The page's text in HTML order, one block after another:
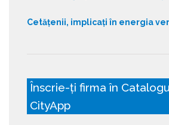
Cetățenii, implicați în energia
Înscrie-ți firma în
CityApp